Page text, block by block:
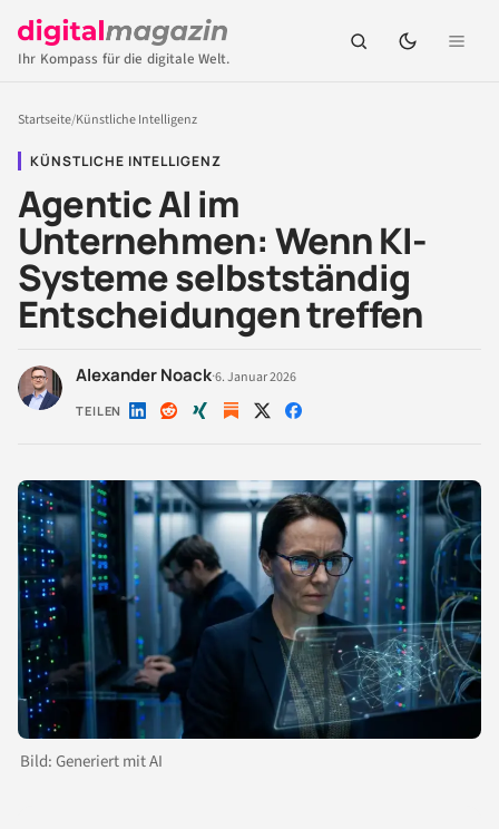
Ihr Kompass für die digitale Welt.
Startseite/Künstliche Intelligenz
KÜNSTLICHE INTELLIGENZ
Agentic AI im
Unternehmen: Wenn KI-
Systeme selbstständig
Entscheidungen treffen
Alexander Noack·6. Januar 2026
TEILEN Auf Auf Auf Auf Auf
Bild: Generiert mit AI